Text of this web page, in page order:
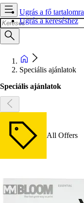
Ugrás a fő tartalomra
Ugrás a kereséshez
Speciális ajánlatok
Speciális ajánlatok
All Offers